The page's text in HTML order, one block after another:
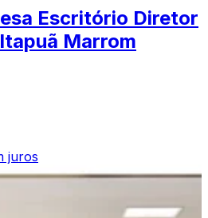
Escritório Diretor
Marrom
juros